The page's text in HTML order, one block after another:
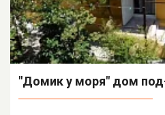
"Домик у моря" дом